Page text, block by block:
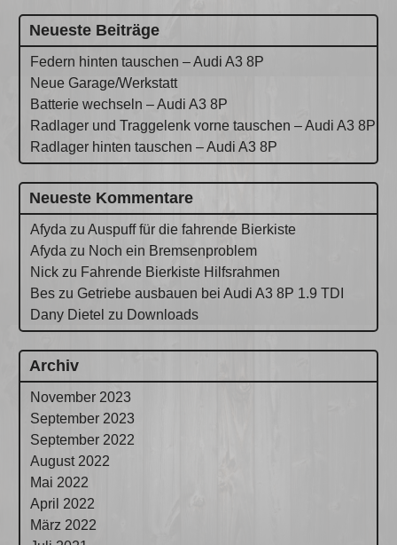
Neueste Beiträge
Federn hinten tauschen – Audi A3 8P
Neue Garage/Werkstatt
Batterie wechseln – Audi A3 8P
Radlager und Traggelenk vorne tauschen – Audi A3 8P
Radlager hinten tauschen – Audi A3 8P
Neueste Kommentare
Afyda zuAuspuff für die fahrende Bierkiste
Afyda zu Noch ein Bremsenproblem
Nick zu Fahrende Bierkiste Hilfsrahmen
Bes zuGetriebe ausbauen bei Audi A3 8P 1.9 TDI
Dany Dietel zu Downloads
Archiv
November 2023
September 2023
September 2022
August 2022
Mai 2022
April 2022
März 2022